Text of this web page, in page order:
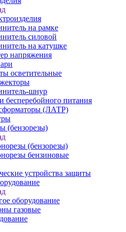
на рамке
силовой
на катушке
напряжения
осветительные
шнур
бесперебойного питания
(ЛАТР)
(бензорезы)
(бензорезы)
бензиновые
устройства защиты
оборудование
газовые